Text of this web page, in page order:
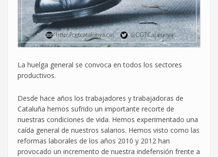
La huelga general se convoca en todos los sectores
productivos.
Desde hace años los trabajadores y trabajadoras de
Cataluña hemos sufrido un importante recorte de
nuestras condiciones de vida. Hemos experimentado una
caída general de nuestros salarios. Hemos visto como las
reformas laborales de los años 2010 y 2012 han
provocado un incremento de nuestra indefensión frente a